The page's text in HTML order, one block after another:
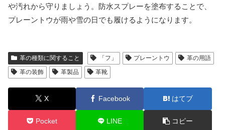
や汚れから守りましょう。防水スプレーを塗布することで、
プレーントウが雨や雪の日でも履けるようになります。
革の種類に関すること 「フ」 プレーントウ
革の用語
革の装飾
革製品 革靴
X Facebook はてブ
Pocket LINE コピー